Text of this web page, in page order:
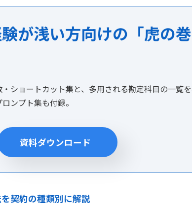
が浅い方向けの「虎の巻
ショートカット集と、多用される勘定科目の一覧
ンプト集も付録。
資料ダウンロード
契約の種類別に解説